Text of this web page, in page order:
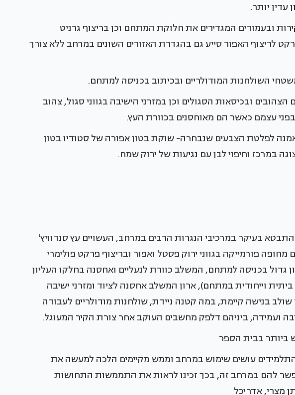
עדין יותר.
ובעמודים המגדירים את חלוקת המתחם וכן בריצוף גרניט
לריצוף האפור סייע גם בהגדרת האזורים השונים במרחב ללא צורך
השולחנות המודולריים ובכיתוב בכניסה למתחם.
ובכיסאות הסגולים וכן במזרני הישיבה בגווני סגול, צהוב
בפני עצמם כאשר הם מאוחסנים בכוורת העץ.
לפלטת הצבעים שנבחרה- שוקת בטון אפורה של סטודיו בטון
במרכז וחיפוי לבן עם נגיעות של ירוק שמח.
בעיקר במרכיבי הנגרות הרבים במרחב, העשויים עץ סנדוויץ'
מחופה פורמייקה בגווני ירוק פסטל ואפור ובריצוף פרקט פולימרי
גדול בכניסה למתחם, המשלב כוורת לנעליים ואחסנה בחלקו העליון
וייחודית במתחם), ארון המשלב אחסנה לציוד ומזרני ישיבה
בנישה קיימת, במה קטנה ניידת, שולחנות מודולריים לעבודה
ועמידה, ביניהם דלפק מחשבים העוקב אחר צורת הקיר המעוגל.
ביותר בבית הספר
עושים שימוש במרחב וממש מקיימים הלכה למעשה את
להם במרחב זה, בכך זכינו לראות את התממשות התחושות
מצרי, אדריכל